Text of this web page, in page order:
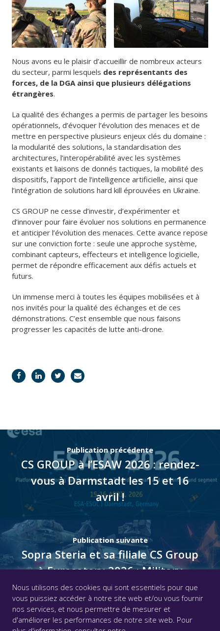
Nous avons eu le plaisir d’accueillir de nombreux acteurs
du secteur, parmi lesquels des représentants des
forces, de la DGA ainsi que plusieurs délégations
étrangères.
La qualité des échanges a permis de partager les besoins
opérationnels, d’évoquer l’évolution des menaces et de
mettre en perspective plusieurs enjeux clés du domaine :
la modularité des solutions, la standardisation des
architectures, l’interopérabilité avec les systèmes
existants et liaisons de donnés tactiques, la mobilité des
dispositifs, l’apport de l’intelligence artificielle, ainsi que
l’intégration de solutions hard kill éprouvées en Ukraine.
CS GROUP ne cesse d’investir, d’expérimenter et
d’innover pour faire évoluer nos solutions en permanence
et anticiper l’évolution des menaces. Cette avance repose
sur une conviction forte : seule une approche système,
combinant capteurs, effecteurs et intelligence logicielle,
permet de répondre efficacement aux défis actuels et
futurs.
Un immense merci à toutes les équipes mobilisées et à
nos invités pour la qualité des échanges et de ces
démonstrations. C’est ensemble que nous faisons
progresser les capacités de lutte anti-drone.
Publication précédente
CS GROUP à l’ESAW 2026 : rendez-
vous à Darmstadt les 15 et 16
avril !
Publication suivante
Sopra Steria et sa filiale CS Group
à Eurosatory 2026 : Military
Mobility
Nous utilisons des cookies qui sont essentiels pour que
vous puissiez accéder à notre site web et/ou vous fournir
nos services, et nous permettre de mesurer et
d'améliorer les performances de notre site web. Pour